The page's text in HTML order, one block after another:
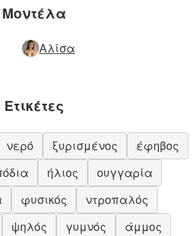
Μοντέλα
Αλίσα
Ετικέτες
νερό ξυρισμένος
έφηβος
ήλιος
ουγγαρία
φυσικός
ντροπαλός
ψηλός γυμνός
άμμος